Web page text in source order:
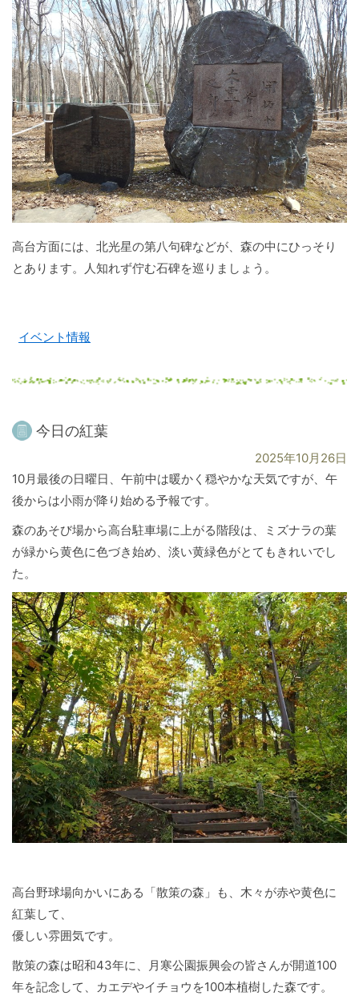
高台方面には、北光星の第八句碑などが、森の中にひっそり
とあります。人知れず佇む石碑を巡りましょう。
イベント情報
今日の紅葉
2025年10月26日
10月最後の日曜日、午前中は暖かく穏やかな天気ですが、午
後からは小雨が降り始める予報です。
森のあそび場から高台駐車場に上がる階段は、ミズナラの葉
が緑から黄色に色づき始め、淡い黄緑色がとてもきれいでし
た。
高台野球場向かいにある「散策の森」も、木々が赤や黄色に
紅葉して、
優しい雰囲気です。
散策の森は昭和43年に、月寒公園振興会の皆さんが開道100
年を記念して、カエデやイチョウを100本植樹した森です。